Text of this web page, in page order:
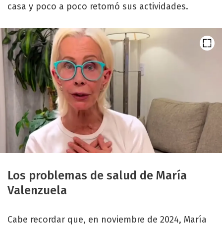
casa y poco a poco retomó sus actividades.
Los problemas de salud de María
Valenzuela
Cabe recordar que, en noviembre de 2024, María